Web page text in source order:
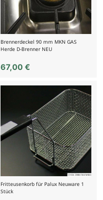
Brennerdeckel 90 mm MKN GAS
Herde D-Brenner NEU
67,00€
Fritteusenkorb für Palux Neuware 1
Stück